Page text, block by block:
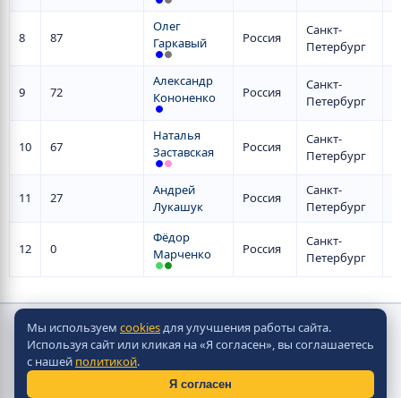
8 87
Олег
Гаркавый
Россия
Санкт-
Петербург
9 72
Александр
Кононенко
Россия
Санкт-
Петербург
10 67
Наталья
Заставская
Россия
Санкт-
Петербург
11 27
Андрей
Лукашук
Россия
Санкт-
Петербург
12 0
Фёдор
Марченко
Россия
Санкт-
Петербург
Copyright © Скорпион Настольно-Хоккейные Системы
2010 - 2026
Мы используем cookiesдля улучшения работы сайта.
Используя сайт или кликая на «Я согласен», вы соглашаетесь
с нашей политикой.
Я согласен